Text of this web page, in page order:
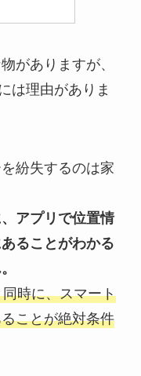
がありますが、
は理由がありま
紛失するのは家
アプリで位置情
ることがわかる
時に、スマート
ことが絶対条件